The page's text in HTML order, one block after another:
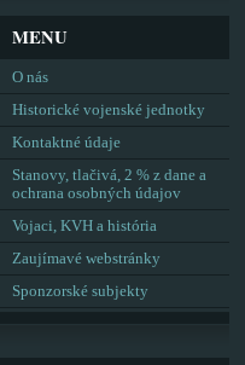
MENU
O nás
Historické vojenské jednotky
Kontaktné údaje
Stanovy, tlačivá, 2 % z dane a
ochrana osobných údajov
Vojaci, KVH a história
Zaujímavé webstránky
Sponzorské subjekty